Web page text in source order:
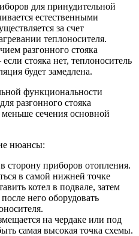
для принудительной
естественными
за счет
теплоносителя.
разгонного стояка
стояка нет, теплоноситель
будет замедлена.
функциональности
разгонного стояка
меньше сечения основной
нюансы:
сторону приборов отопления.
в самой нижней точке
котел в подвале, затем
него оборудовать
на чердаке или под
самая высокая точка схемы.